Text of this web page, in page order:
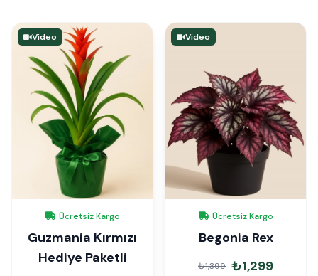
Video
Ücretsiz Kargo
Guzmania Kırmızı
Hediye Paketli
Video
Ücretsiz Kargo
Begonia Rex
₺1,399 ₺1,299